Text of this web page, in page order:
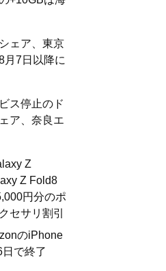
ェア、東京
月7日以降に
ス停止のド
ア、奈良エ
Z
Z Fold8
円分のポ
セサリ割引
のiPhone
で終了